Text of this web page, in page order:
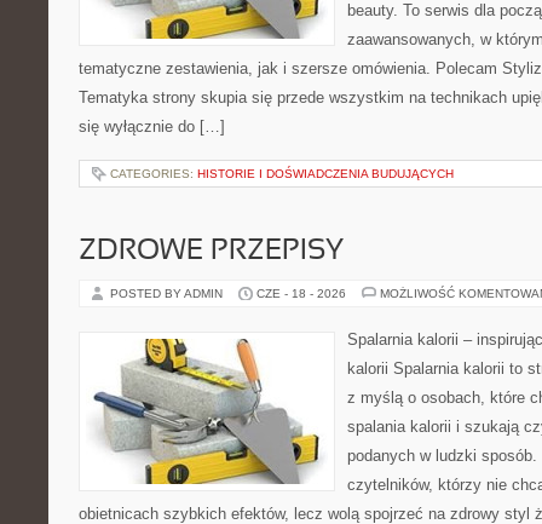
beauty. To serwis dla
zaawansowanych, w
tematyczne zestawienia, jak i szersze omówienia. Polecam
Tematyka strony skupia się przede wszystkim na technikach
się wyłącznie do […]
CATEGORIES: HISTORIE I DOŚWIADCZENIA BUDUJĄCYCH
ZDROWE PRZEPISY
POSTED BY ADMIN CZE - 18 - 2026 MOŻLIWOŚĆ
Spalarnia kalorii –
kalorii Spalarnia kalorii to
z myślą o osobach, które
spalania kalorii i szukają
podanych w ludzki sposób.
czytelników, którzy nie
obietnicach szybkich efektów, lecz wolą spojrzeć na zdrowy styl